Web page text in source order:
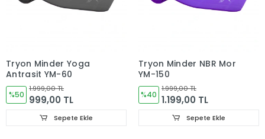
Tryon Minder Yoga
Antrasit YM-60
%50
1.999,00 TL
999,00 TL
Sepete Ekle
Tryon Minder NBR Mor
YM-150
%40
1.999,00 TL
1.199,00 TL
Sepete Ekle